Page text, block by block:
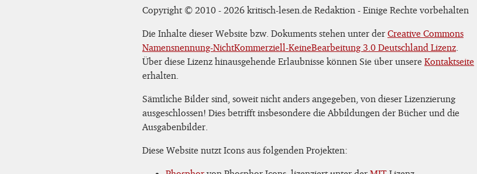
Copyright © 2010 - 2026 kritisch-lesen.de Redaktion - Einige Rechte vorbehalten
Die Inhalte dieser Website bzw. Dokuments stehen unter der Creative Commons
Namensnennung-NichtKommerziell-KeineBearbeitung 3.0 Deutschland Lizenz
Über diese Lizenz hinausgehende Erlaubnisse können Sie über unsere Kontaktseite
erhalten.
Sämtliche Bilder sind, soweit nicht anders angegeben, von dieser Lizenzierung
ausgeschlossen! Dies betrifft insbesondere die Abbildungen der Bücher und die
Ausgabenbilder.
Diese Website nutzt Icons aus folgenden Projekten: